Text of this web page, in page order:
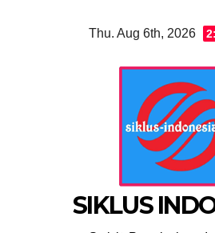
Thu. Aug 6th, 2026
SIKLUS